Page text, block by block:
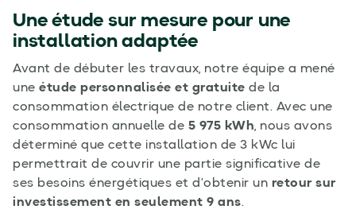
Une étude sur mesure pour une
installation adaptée
Avant de débuter les travaux, notre équipe a mené
une étude personnalisée et gratuite de la
consommation électrique de notre client. Avec une
consommation annuelle de 5 975 kWh, nous avons
déterminé que cette installation de 3 kWc lui
permettrait de couvrir une partie significative de
ses besoins énergétiques et d’obtenir un retour sur
investissement en seulement 9 ans.